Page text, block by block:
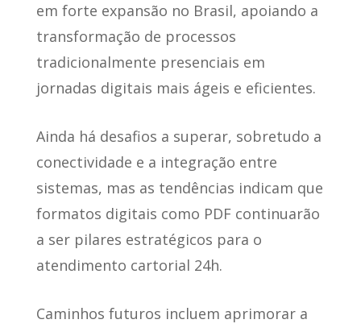
em forte expansão no Brasil, apoiando a
transformação de processos
tradicionalmente presenciais em
jornadas digitais mais ágeis e eficientes.
Ainda há desafios a superar, sobretudo a
conectividade e a integração entre
sistemas, mas as tendências indicam que
formatos digitais como PDF continuarão
a ser pilares estratégicos para o
atendimento cartorial 24h.
Caminhos futuros incluem aprimorar a